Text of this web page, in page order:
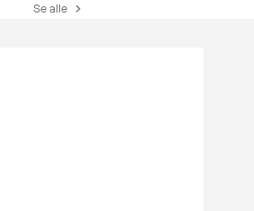
Se alle